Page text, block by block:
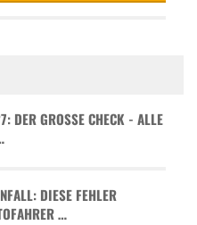
DER GROSSE CHECK - ALLE D
DIESE FEHLER
…